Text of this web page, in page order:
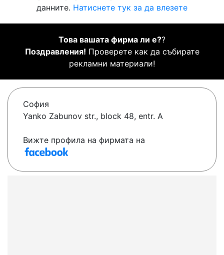
данните. Натиснете тук за да влезете
Това вашата фирма ли е??
Поздравления! Проверете как да събирате
рекламни материали!
София
Yanko Zabunov str., block 48, entr. A
Вижте профила на фирмата на